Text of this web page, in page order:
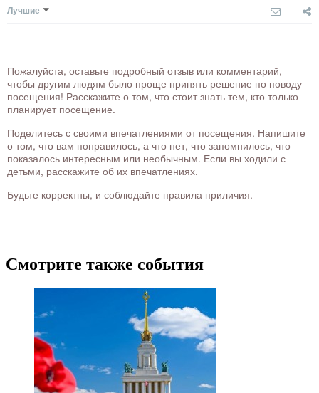
Лучшие
Пожалуйста, оставьте подробный отзыв или комментарий,
чтобы другим людям было проще принять решение по поводу
посещения! Расскажите о том, что стоит знать тем, кто только
планирует посещение.
Поделитесь с своими впечатлениями от посещения. Напишите
о том, что вам понравилось, а что нет, что запомнилось, что
показалось интересным или необычным. Если вы ходили с
детьми, расскажите об их впечатлениях.
Будьте корректны, и соблюдайте правила приличия.
Смотрите также события